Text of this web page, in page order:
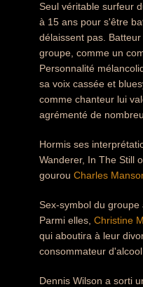
Seul véritable surfeur
à 15 ans pour s'être
délaissent pas.
groupe, comme un
Personnalité
sa voix cassée et
comme chanteur lui
agrémenté de
Hormis ses
Wanderer, In The Still
gourou Charles
Sex-symbol du
Parmi elles, Christine
qui aboutira à leur
consommateur
Dennis Wilson a sorti